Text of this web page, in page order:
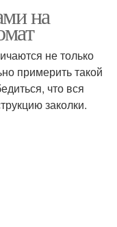
на
не только
примерить такой
что вся
заколки.